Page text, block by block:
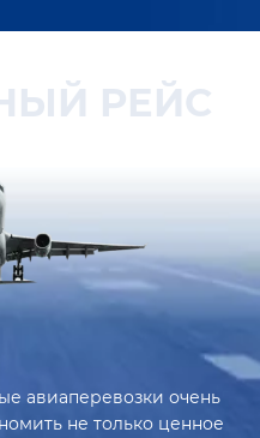
РЕЙС
авиаперевозки очень
не только ценное